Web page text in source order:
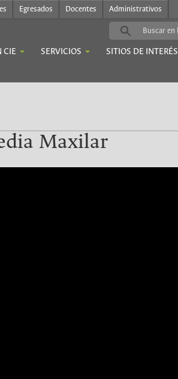
Egresados Docentes Administrativos
CIE SERVICIOS SITIOS DE INTERÉS
Maxilar